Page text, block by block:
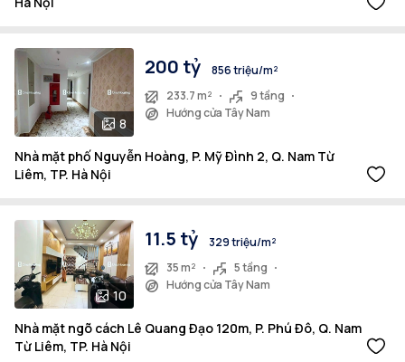
8
200 tỷ
856 triệu/m²
233.7 m²
9 tầng
Hướng cửa Tây Nam
Nhà mặt phố Nguyễn Hoàng, P. Mỹ Đình 2, Q. Nam Từ
Liêm, TP. Hà Nội
10
11.5 tỷ
329 triệu/m²
35 m²
5 tầng
Hướng cửa Tây Nam
Nhà mặt ngõ cách Lê Quang Đạo 120m, P. Phú Đô, Q. Nam
Từ Liêm, TP. Hà Nội